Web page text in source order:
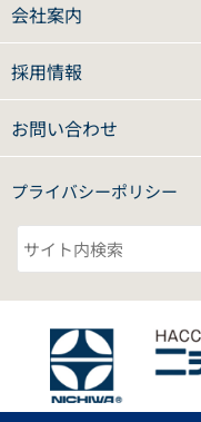
会社案内
採用情報
お問い合わせ
プライバシーポリシー